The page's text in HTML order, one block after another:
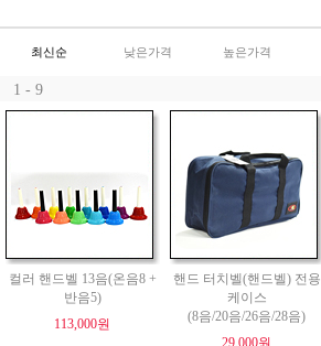
최신순 낮은가격 높은가격
1 - 9
컬러 핸드벨 13음(온음8 +
반음5)
113,000원
핸드 터치벨(핸드벨) 전용
케이스
(8음/20음/26음/28음)
29,000원